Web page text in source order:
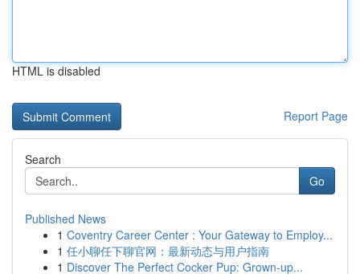
HTML is disabled
Report Page
Search
Go
Published News
1 Coventry Career Center : Your Gateway to Employ...
1 任小聊任下聊官网：最新动态与用户指南
1 Discover The Perfect Cocker Pup: Grown-up...